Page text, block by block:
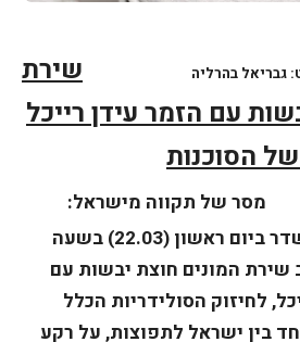
גבריאל בהרליה
שירת
עם הזמר עידן רייכל
הסוכנות
מסר של תקווה מישראל:
הסוכנות היהודית תשדר ביום ראשון (22.03) בשעה
שירת המונים חוצת יבשות עם
לחיזוק הסולידריות הכלל
בין ישראל לתפוצות, על רקע